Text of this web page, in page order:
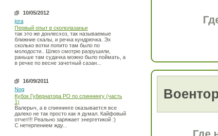
10/05/2012
jora
Первый опыт в скололазаньи
так это же донлесхоз, так называемые
ближние скалы, и речка кундрючка. Эх
сколько вотки попито там было по
молодости.. Шлюз смотрю разрушили,
раньше там судачка можно было поймать, а
в речке по весне зачетный сазан...
16/09/2011
Nog
Кубок Губернатора РО по спиннингу (часть
1)
Валерыч, а в спиннинге оказывается все
далеко не так просто как я думал. Кайфовый
отчет!!! Реально заряжает энергетикой :)
С нетерпением жду...